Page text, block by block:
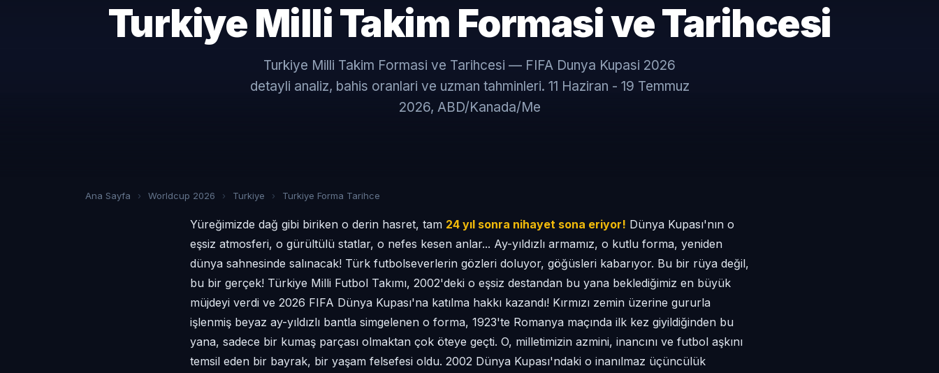
Turkiye Milli Takim Formasi ve Tarihcesi
Turkiye Milli Takim Formasi ve Tarihcesi — FIFA Dunya Kupasi 2026
detayli analiz, bahis oranlari ve uzman tahminleri. 11 Haziran - 19 Temmuz
2026, ABD/Kanada/Me
Ana Sayfa › Worldcup 2026 › Turkiye › Turkiye Forma Tarihce
Yüreğimizde dağ gibi biriken o derin hasret, tam 24 yıl sonra nihayet sona eriyor! Dünya Kupası'nın o
eşsiz atmosferi, o gürültülü statlar, o nefes kesen anlar... Ay-yıldızlı armamız, o kutlu forma, yeniden
dünya sahnesinde salınacak! Türk futbolseverlerin gözleri doluyor, göğüsleri kabarıyor. Bu bir rüya değil,
bu bir gerçek! Türkiye Milli Futbol Takımı, 2002'deki o eşsiz destandan bu yana beklediğimiz en büyük
müjdeyi verdi ve 2026 FIFA Dünya Kupası'na katılma hakkı kazandı! Kırmızı zemin üzerine gururla
işlenmiş beyaz ay-yıldızlı bantla simgelenen o forma, 1923'te Romanya maçında ilk kez giyildiğinden bu
yana, sadece bir kumaş parçası olmaktan çok öteye geçti. O, milletimizin azmini, inancını ve futbol aşkını
temsil eden bir bayrak, bir yaşam felsefesi oldu. 2002 Dünya Kupası'ndaki o inanılmaz üçüncülük